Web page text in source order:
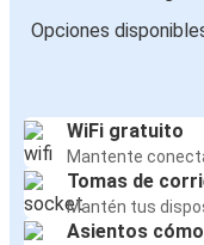
Opciones
WiFi gratuito
Mantente
Tomas de
Mantén tus
Asientos